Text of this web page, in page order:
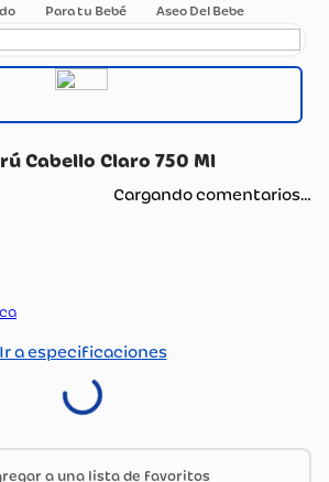
Para tu Bebé Aseo Del Bebe
Cabello Claro 750 Ml
Cargando comentarios…
Ir a especificaciones